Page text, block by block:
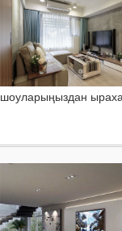
шоуларыңыздан